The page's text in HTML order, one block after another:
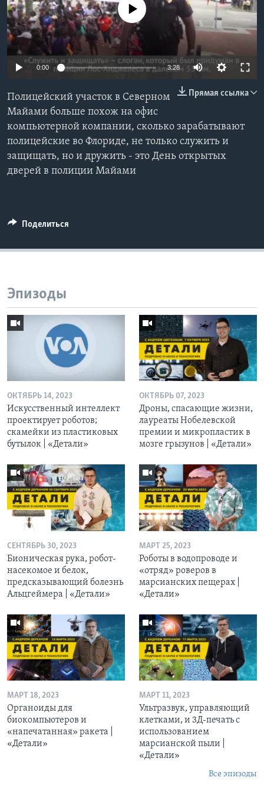
Learning English
СОЦИАЛЬНЫЕ СЕТИ
Языки
No media source currently available
0:00 3:28
Прямая ссылка
Полицейский участок в Северном
Майами больше похож на офис
компьютерной компании, сколько зарабатывают
полицейские во Флориде, не только служить и
защищать, но и дружить - это День открытых
дверей в полиции Майами
Поделиться
Эпизоды
ОКТЯБРЬ 14, 2023
Искусственный интеллект
проектирует роботов;
скамейки из пластиковых
бутылок | «Детали»
ОКТЯБРЬ 07, 2023
Дроны, спасающие жизни,
лауреаты Нобелевской
премии и микропластик в
мозге грызунов | «Детали»
СЕНТЯБРЬ 30, 2023
Бионическая рука, робот-
насекомое и белок,
предсказывающий болезнь
Альцгеймера | «Детали»
МАРТ 25, 2023
Роботы в водопроводе и
«отряд» роверов в
марсианских пещерах |
«Детали»
МАРТ 18, 2023
Органоиды для
биокомпьютеров и
«напечатанная» ракета |
«Детали»
МАРТ 11, 2023
Ультразвук, управляющий
клетками, и 3Д-печать c
использованием
марсианской пыли |
«Детали»
Все эпизоды